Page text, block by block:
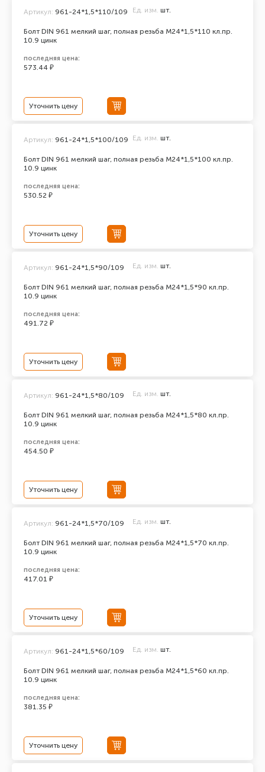
Болт DIN 961 мелкий шаг, полная резьба M24*1,5*110 кл.пр.
10.9 цинк
Артикул: 961-24*1,5*110/109 Ед. изм. шт.
последняя цена:
573.44 ₽
Уточнить цену
Болт DIN 961 мелкий шаг, полная резьба M24*1,5*100 кл.пр.
10.9 цинк
Артикул: 961-24*1,5*100/109 Ед. изм. шт.
последняя цена:
530.52 ₽
Уточнить цену
Болт DIN 961 мелкий шаг, полная резьба M24*1,5*90 кл.пр.
10.9 цинк
Артикул: 961-24*1,5*90/109 Ед. изм. шт.
последняя цена:
491.72 ₽
Уточнить цену
Болт DIN 961 мелкий шаг, полная резьба M24*1,5*80 кл.пр.
10.9 цинк
Артикул: 961-24*1,5*80/109 Ед. изм. шт.
последняя цена:
454.50 ₽
Уточнить цену
Болт DIN 961 мелкий шаг, полная резьба M24*1,5*70 кл.пр.
10.9 цинк
Артикул: 961-24*1,5*70/109 Ед. изм. шт.
последняя цена:
417.01 ₽
Уточнить цену
Болт DIN 961 мелкий шаг, полная резьба M24*1,5*60 кл.пр.
10.9 цинк
Артикул: 961-24*1,5*60/109 Ед. изм. шт.
последняя цена:
381.35 ₽
Уточнить цену